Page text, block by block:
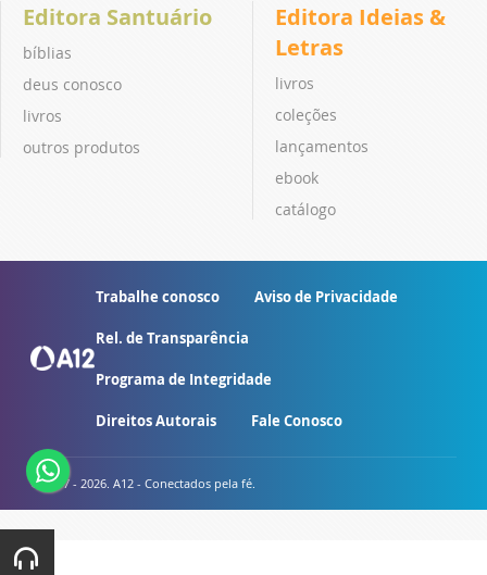
Editora Santuário
bíblias
deus conosco
livros
outros produtos
Editora Ideias &
Letras
livros
coleções
lançamentos
ebook
catálogo
Trabalhe conosco Aviso de Privacidade
Rel. de Transparência
Programa de Integridade
Direitos Autorais Fale Conosco
© 2007 - 2026. A12 - Conectados pela fé.